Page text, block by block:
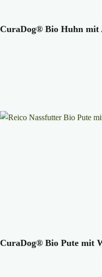
CuraDog® Bio Huhn mit
CuraDog® Bio Pute mit